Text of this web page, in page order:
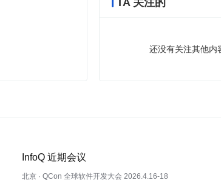
还没有关注其他内
InfoQ 近期会议
北京 · QCon 全球软件开发大会 2026.4.16-18